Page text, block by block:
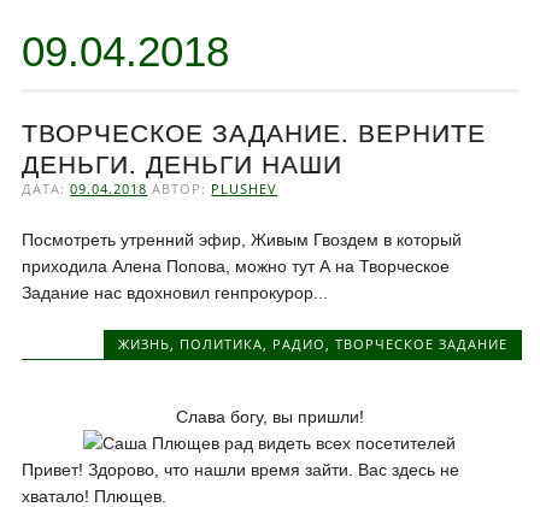
09.04.2018
ТВОРЧЕСКОЕ ЗАДАНИЕ. ВЕРНИТЕ
ДЕНЬГИ. ДЕНЬГИ НАШИ
ДАТА:09.04.2018 АВТОР: PLUSHEV
Посмотреть утренний эфир, Живым Гвоздем в который
приходила Алена Попова, можно тут А на Творческое
Задание нас вдохновил генпрокурор...
ЖИЗНЬ, ПОЛИТИКА, РАДИО, ТВОРЧЕСКОЕ ЗАДАНИЕ
Слава богу, вы пришли!
Привет! Здорово, что нашли время зайти. Вас здесь не
хватало! Плющев.